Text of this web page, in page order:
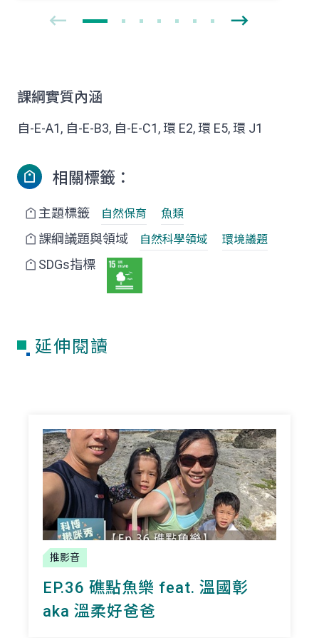
課綱實質內涵
自-E-A1, 自-E-B3, 自-E-C1, 環 E2, 環 E5, 環 J1
相關標籤：
主題標籤 自然保育 魚類
課綱議題與領域 自然科學領域 環境議題
SDGs指標
延伸閱讀
推影音
EP.36 礁點魚樂 feat. 溫國彰
aka 溫柔好爸爸